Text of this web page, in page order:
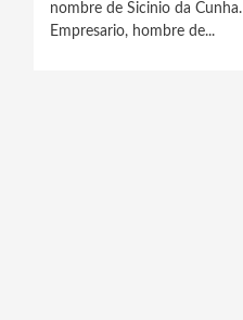
nombre de Sicinio da Cunha.
Empresario, hombre de...